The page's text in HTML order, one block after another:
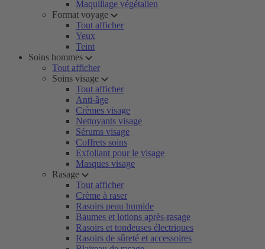
Maquillage végétalien
Format voyage
Tout afficher
Yeux
Teint
Soins hommes
Tout afficher
Soins visage
Tout afficher
Anti-âge
Crèmes visage
Nettoyants visage
Sérums visage
Coffrets soins
Exfoliant pour le visage
Masques visage
Rasage
Tout afficher
Crème à raser
Rasoirs peau humide
Baumes et lotions après-rasage
Rasoirs et tondeuses électriques
Rasoirs de sûreté et accessoires